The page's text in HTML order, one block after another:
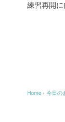
練習再開に
Home › 今日の